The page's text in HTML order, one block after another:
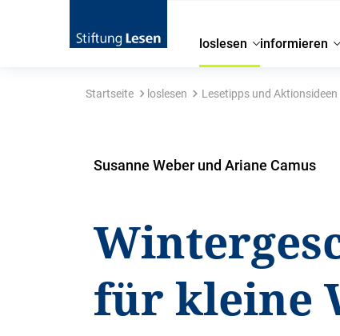
loslesen informieren
Startseite loslesen Lesetipps und Aktionsideen
Susanne Weber und Ariane Camus
für kleine